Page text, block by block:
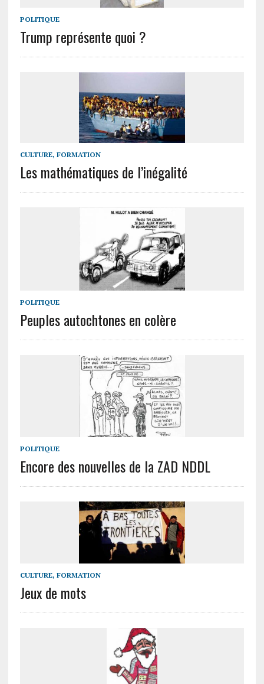
POLITIQUE
Trump représente quoi ?
CULTURE, FORMATION
Les mathématiques de l’inégalité
POLITIQUE
Peuples autochtones en colère
POLITIQUE
Encore des nouvelles de la ZAD NDDL
CULTURE, FORMATION
Jeux de mots